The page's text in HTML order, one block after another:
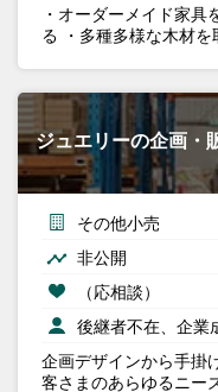
・オーダーメイド家
る ・多種多様な木材
ジュエリーの企画・
その他小売
非公開
（応相談）
後継者不在、企業
企画デザインから手掛
客さまのあらゆるニー